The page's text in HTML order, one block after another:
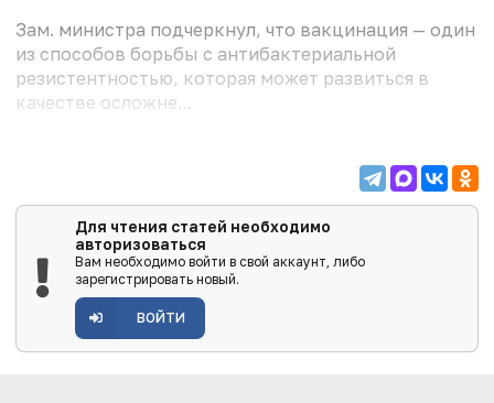
Зам. министра подчеркнул, что вакцинация — один
из способов борьбы с антибактериальной
резистентностью, которая может развиться в
качестве осложне...
Для чтения статей необходимо
авторизоваться
Вам необходимо войти в свой аккаунт, либо
зарегистрировать новый.
ВОЙТИ